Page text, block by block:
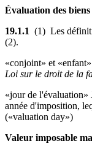
Évaluation des
19.1.1 (1) Les
(2).
«conjoint» et
Loi sur le droit de la
«jour de l'évaluation»
année d'imposition,
(«valuation day»)
Valeur imposable